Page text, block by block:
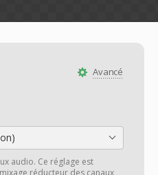
Avancé
audio. Ce réglage est
réducteur des canaux